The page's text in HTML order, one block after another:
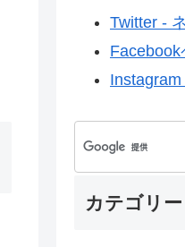
Twitter -
Facebook
カテゴリー